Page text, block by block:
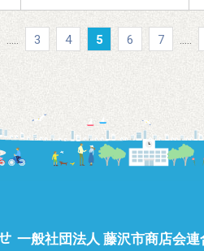
..... 3 4 5 6 7 .....
一般社団法人 藤沢市商店会連